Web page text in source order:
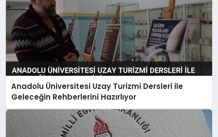
Anadolu Üniversitesi Uzay Turizmi Dersleri ile
Geleceğin Rehberlerini Hazırlıyor